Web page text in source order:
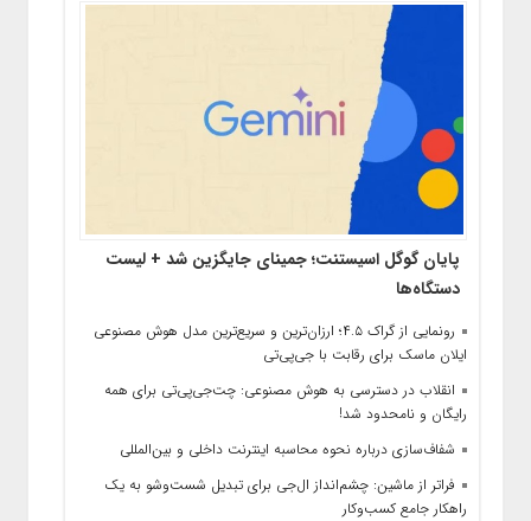
پایان گوگل اسیستنت؛ جمینای جایگزین شد + لیست
دستگاه‌ها
رونمایی از گراک ۴.۵؛ ارزان‌ترین و سریع‌ترین مدل هوش مصنوعی
ایلان ماسک برای رقابت با جی‌پی‌تی
انقلاب در دسترسی به هوش مصنوعی: چت‌جی‌پی‌تی برای همه
رایگان و نامحدود شد!
شفاف‌سازی درباره نحوه محاسبه اینترنت داخلی و بین‌المللی
فراتر از ماشین: چشم‌انداز ال‌جی برای تبدیل شست‌وشو به یک
راهکار جامع کسب‌وکار